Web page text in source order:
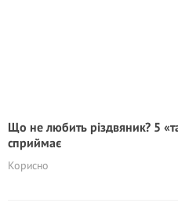
Що не любить різдвяник? 5
сприймає
Корисно